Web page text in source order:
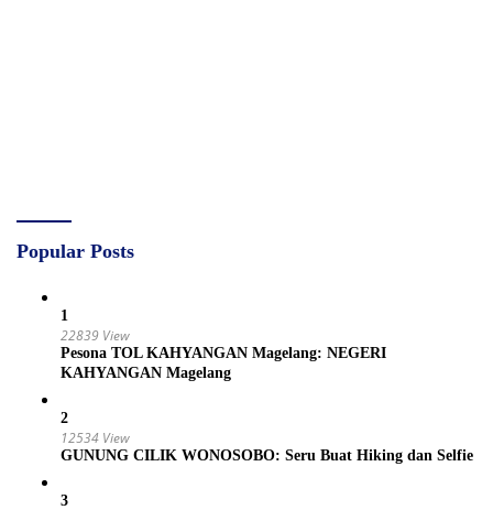
Popular Posts
1
22839 View
Pesona TOL KAHYANGAN Magelang: NEGERI
KAHYANGAN Magelang
2
12534 View
GUNUNG CILIK WONOSOBO: Seru Buat Hiking dan Selfie
3